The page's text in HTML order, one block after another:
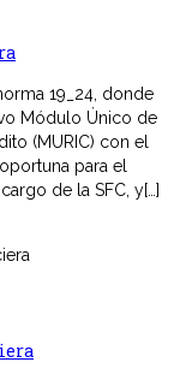
19_24, donde
Módulo Único de
(MURIC) con el
para el
de la SFC, y[…]